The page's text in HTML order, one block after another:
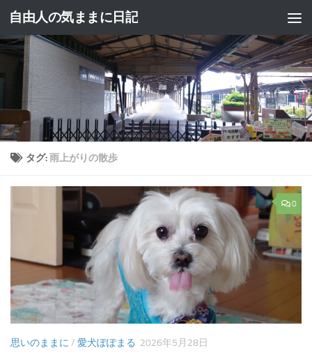
コンテンツへスキップ
自由人の気ままに日記
タグ:雨上がりの散歩
0
思いのままに / 愛犬ぽぽまる 2026年5月28日